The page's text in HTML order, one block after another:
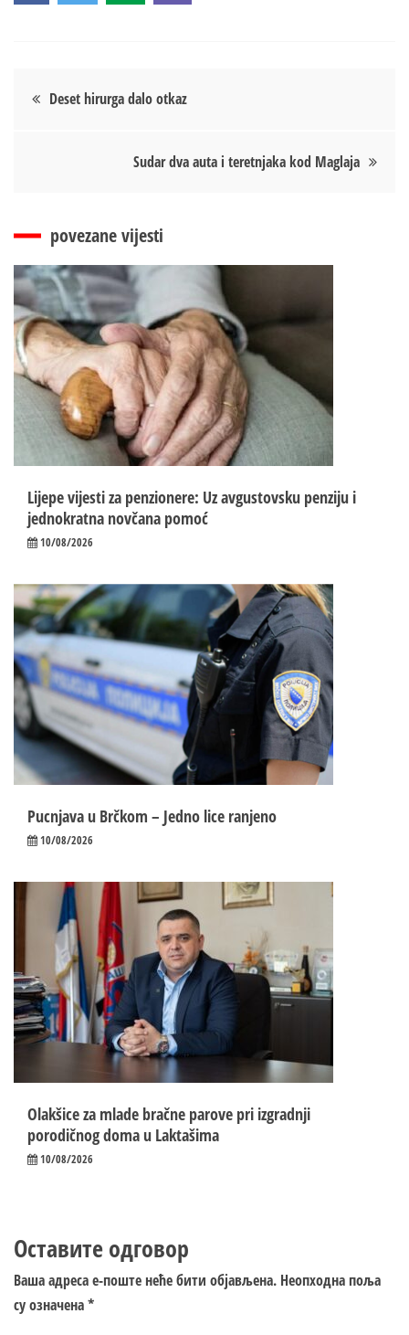
Кретање
Deset hirurga dalo otkaz
Sudar dva auta i teretnjaka kod Maglaja
povezane vijesti
Lijepe vijesti za penzionere: Uz avgustovsku penziju i
jednokratna novčana pomoć
10/08/2026
Pucnjava u Brčkom – Jedno lice ranjeno
10/08/2026
Olakšice za mlade bračne parove pri izgradnji
porodičnog doma u Laktašima
10/08/2026
Оставите одговор
Ваша адреса е-поште неће бити објављена. Неопходна поља
су означена*